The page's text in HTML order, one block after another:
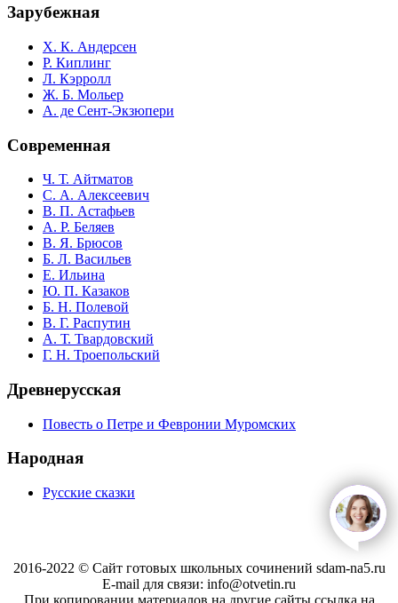
Зарубежная
Х. К. Андерсен
Р. Киплинг
Л. Кэрролл
Ж. Б. Мольер
А. де Сент-Экзюпери
Современная
Ч. Т. Айтматов
С. А. Алексеевич
В. П. Астафьев
А. Р. Беляев
В. Я. Брюсов
Б. Л. Васильев
Е. Ильина
Ю. П. Казаков
Б. Н. Полевой
В. Г. Распутин
А. Т. Твардовский
Г. Н. Троепольский
Древнерусская
Повесть о Петре и Февронии Муромских
Народная
Русские сказки
2016-2022 © Сайт готовых школьных сочинений sdam-na5.ru
E-mail для связи: info@otvetin.ru
open